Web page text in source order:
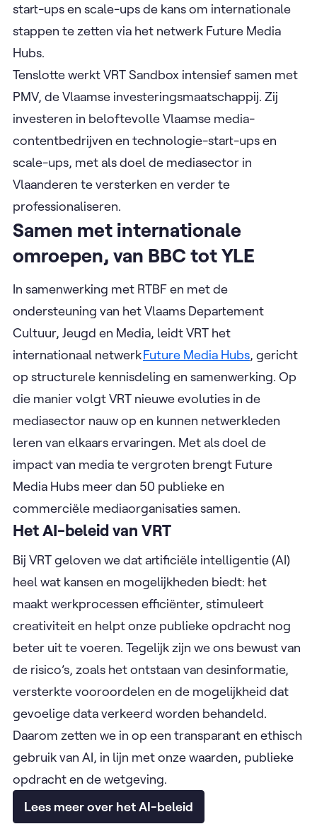
start-ups en scale-ups de kans om internationale
stappen te zetten via het netwerk Future Media
Hubs.
Tenslotte werkt VRT Sandbox intensief samen met
PMV, de Vlaamse investeringsmaatschappij. Zij
investeren in beloftevolle Vlaamse media-
contentbedrijven en technologie-start-ups en
scale-ups, met als doel de mediasector in
Vlaanderen te versterken en verder te
professionaliseren.
Samen met internationale
omroepen, van BBC tot YLE
In samenwerking met RTBF en met de
ondersteuning van het Vlaams Departement
Cultuur, Jeugd en Media, leidt VRT het
internationaal netwerkFuture Media Hubs, gericht
op structurele kennisdeling en samenwerking. Op
die manier volgt VRT nieuwe evoluties in de
mediasector nauw op en kunnen netwerkleden
leren van elkaars ervaringen. Met als doel de
impact van media te vergroten brengt Future
Media Hubs meer dan 50 publieke en
commerciële mediaorganisaties samen.
Het AI-beleid van VRT
Bij VRT geloven we dat artificiële intelligentie (AI)
heel wat kansen en mogelijkheden biedt: het
maakt werkprocessen efficiënter, stimuleert
creativiteit en helpt onze publieke opdracht nog
beter uit te voeren. Tegelijk zijn we ons bewust van
de risico’s, zoals het ontstaan van desinformatie,
versterkte vooroordelen en de mogelijkheid dat
gevoelige data verkeerd worden behandeld.
Daarom zetten we in op een transparant en ethisch
gebruik van AI, in lijn met onze waarden, publieke
opdracht en de wetgeving.
Lees meer over het AI-beleid